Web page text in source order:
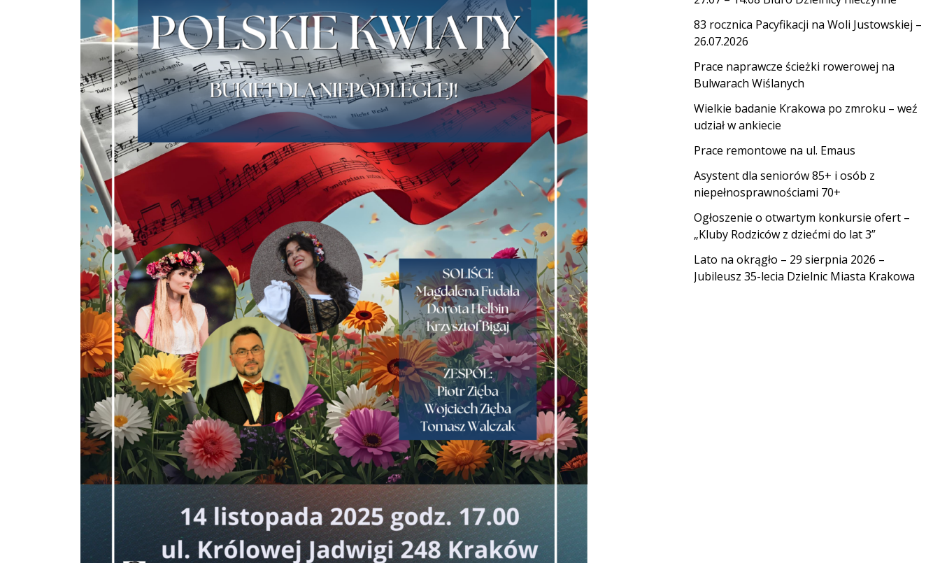
83 rocznica Pacyfikacji na Woli Justowskiej –
26.07.2026
Prace naprawcze ścieżki rowerowej na
Bulwarach Wiślanych
Wielkie badanie Krakowa po zmroku – weź
udział w ankiecie
Prace remontowe na ul. Emaus
Asystent dla seniorów 85+ i osób z
niepełnosprawnościami 70+
Ogłoszenie o otwartym konkursie ofert –
„Kluby Rodziców z dziećmi do lat 3”
Lato na okrągło – 29 sierpnia 2026 –
Jubileusz 35-lecia Dzielnic Miasta Krakowa